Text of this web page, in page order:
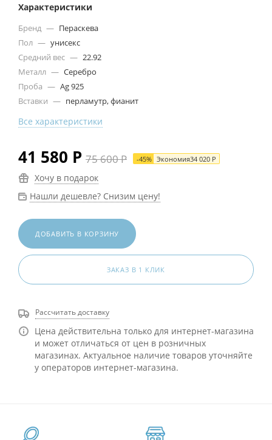
Характеристики
Бренд — Пераскева
Пол — унисекс
Средний вес — 22.92
Металл — Серебро
Проба — Ag 925
Вставки — перламутр, фианит
Все характеристики
41 580 Р 75 600Р -45% Экономия34 020 Р
Хочу в подарок
Нашли дешевле? Снизим цену!
ДОБАВИТЬ В КОРЗИНУ
ЗАКАЗ В 1 КЛИК
Рассчитать доставку
Цена действительна только для интернет-магазина
и может отличаться от цен в розничных
магазинах. Актуальное наличие товаров уточняйте
у операторов интернет-магазина.